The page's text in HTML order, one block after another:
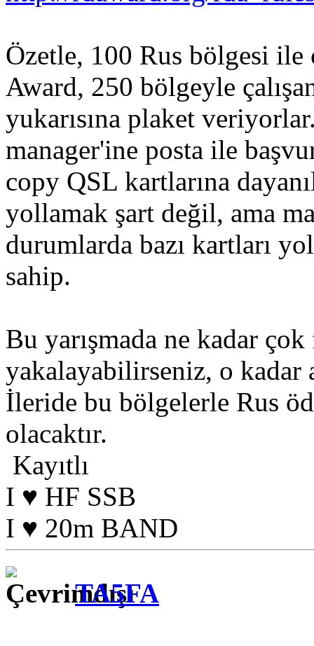
Özetle, 100 Rus bölgesi ile
Award, 250 bölgeyle
yukarısına plaket
manager'ine posta ile
copy QSL kartlarına
yollamak şart değil, ama
durumlarda bazı kartları
sahip.
Bu yarışmada ne kadar
yakalayabilirseniz, o kadar
İleride bu bölgelerle Rus
olacaktır.
Kayıtlı
I ♥ HF SSB
I ♥ 20m BAND
TA5FA